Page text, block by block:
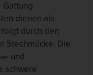
dienen als
durch den
Stechmücke. Die
und
schwere